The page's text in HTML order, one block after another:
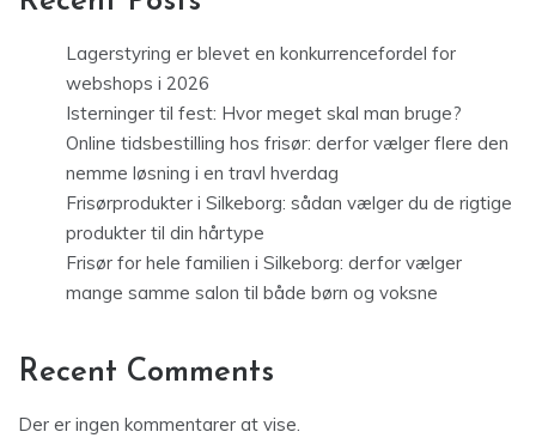
Lagerstyring er blevet en konkurrencefordel for
webshops i 2026
Isterninger til fest: Hvor meget skal man bruge?
Online tidsbestilling hos frisør: derfor vælger flere den
nemme løsning i en travl hverdag
Frisørprodukter i Silkeborg: sådan vælger du de rigtige
produkter til din hårtype
Frisør for hele familien i Silkeborg: derfor vælger
mange samme salon til både børn og voksne
Recent Comments
Der er ingen kommentarer at vise.